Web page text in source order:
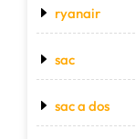
ryanair
sac
sac a dos